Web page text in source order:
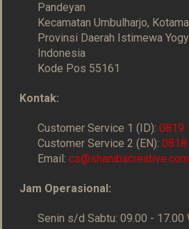
Pandeyan
Kecamatan Umbulharjo,
Provinsi Daerah Istimewa
Indonesia
Kode Pos 55161
Kontak:
Customer Service 1 (ID):0819
Customer Service 2 (EN):
Email:cs@shanibacreative.com
Jam Operasional:
Senin s/d Sabtu: 09.00 - 17.00